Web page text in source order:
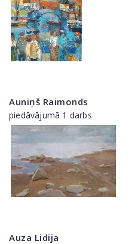
Auniņš Raimonds
piedāvājumā 1 darbs
Auza Lidija